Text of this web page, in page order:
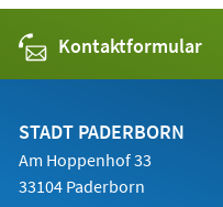
Kontaktformular
STADT PADERBORN
Am Hoppenhof 33
33104 Paderborn